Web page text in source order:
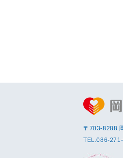
〒703-8288
TEL.086-